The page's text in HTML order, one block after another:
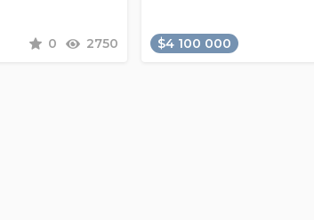
0 2750 $4 100 000